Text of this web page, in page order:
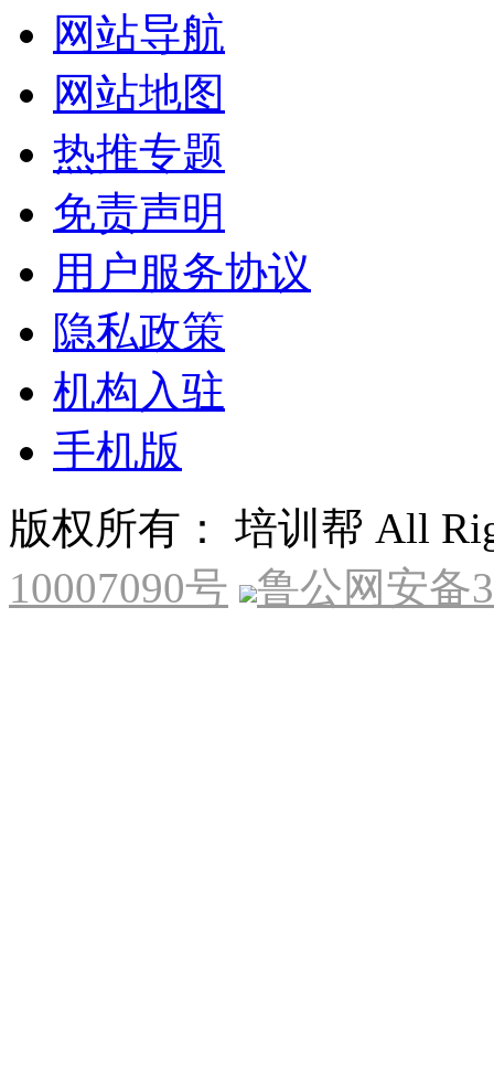
网站导航
网站地图
热推专题
免责声明
用户服务协议
隐私政策
机构入驻
手机版
版权所有： 培训帮 All
10007090号
鲁公网安备